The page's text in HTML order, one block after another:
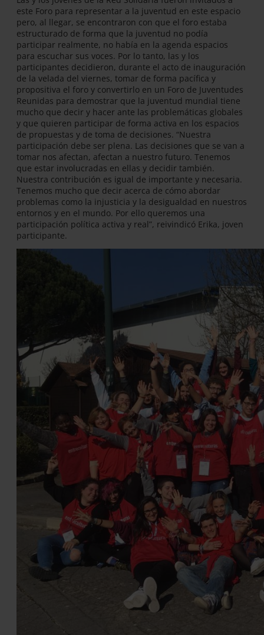
este Foro para representar a la juventud en este espacio
pero, al llegar, se encontraron con que el foro estaba
estructurado de forma que la juventud no podía
participar realmente, no había en la agenda espacios
para escuchar sus voces. Por lo tanto, las y los
participantes decidieron, durante el acto de inauguración
de la velada del viernes, tomar de forma pacífica y
propositiva el foro y convertirlo en un Foro de Juventudes
Reunidas para demostrar que la juventud mundial tiene
mucho que decir y hacer ante las problemáticas globales
y que quieren participar de forma activa en los espacios
de propuestas y de toma de decisiones. “Nuestra
participación debe ser plena. Las decisiones que se van a
tomar nos afectan, afectan a nuestro futuro. Tenemos
que estar involucradas en ellas y decidir también.
Nuestra contribución es igual de importante y necesaria.
Tenemos mucho que decir acerca de cómo abordar
problemas como la injusticia y la desigualdad en nuestros
entornos y en el mundo. Por ello queremos una
participación política activa y real”, reivindicó Erika, joven
participante.